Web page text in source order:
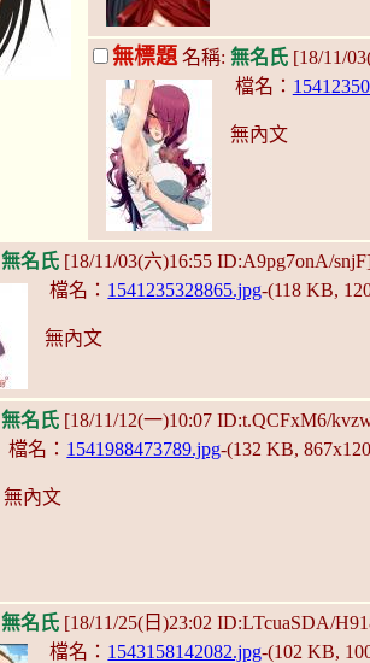
無標題 名稱:無名氏 [18/11/
檔名：
無內文
無名氏 [18/11/03(六)16:55 ID:A9pg7onA/
檔名： 1541235328865.jpg-(118 KB,
無內文
無名氏 [18/11/12(一)10:07 ID:t.QCFxM6/
檔名： 1541988473789.jpg-(132 KB,
無內文
無名氏 [18/11/25(日)23:02 ID:LTcuaSDA/
檔名： 1543158142082.jpg-(102 KB,